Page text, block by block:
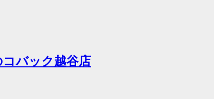
コバック越谷店